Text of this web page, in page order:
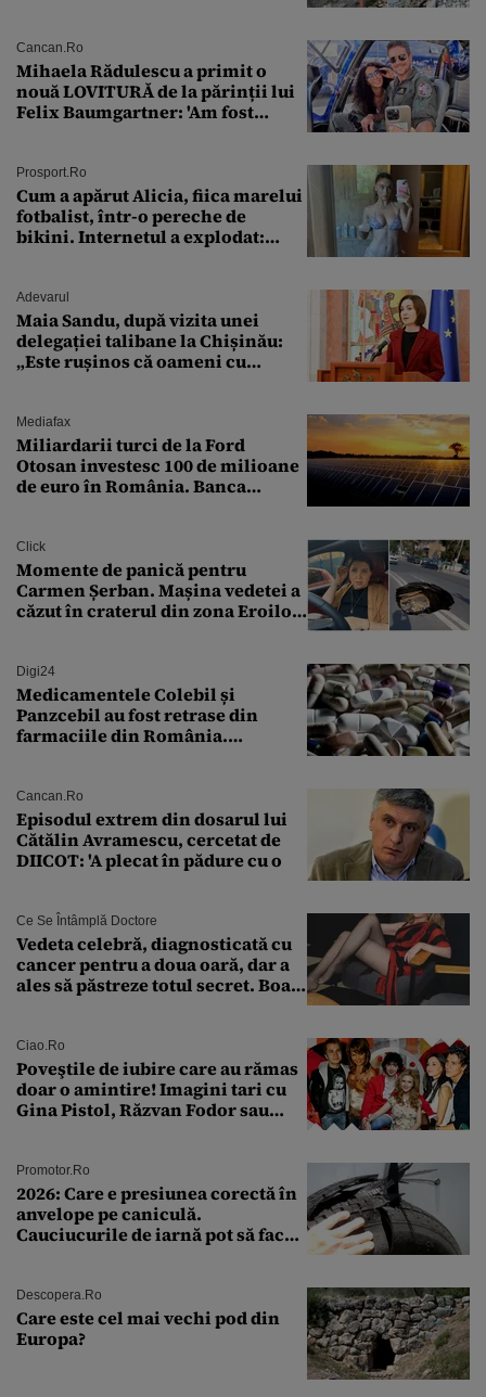
Cancan.ro
Mihaela Rădulescu a primit o
nouă LOVITURĂ de la părinții lui
Felix Baumgartner: 'Am fost
Prosport.ro
Cum a apărut Alicia, fiica marelui
fotbalist, într-o pereche de
bikini. Internetul a explodat:
Adevarul
Maia Sandu, după vizita unei
delegației talibane la Chișinău:
„Este rușinos că oameni cu
Mediafax
Miliardarii turci de la Ford
Otosan investesc 100 de milioane
de euro în România. Banca
Click
Momente de panică pentru
Carmen Șerban. Mașina vedetei a
căzut în craterul din zona Eroilor:
Digi24
Medicamentele Colebil și
Panzcebil au fost retrase din
farmaciile din România.
Cancan.ro
Episodul extrem din dosarul lui
Cătălin Avramescu, cercetat de
DIICOT: 'A plecat în pădure cu o
Ce Se Întâmplă Doctore
Vedeta celebră, diagnosticată cu
cancer pentru a doua oară, dar a
ales să păstreze totul secret. Boala
Ciao.ro
Poveştile de iubire care au rămas
doar o amintire! Imagini tari cu
Gina Pistol, Răzvan Fodor sau
Promotor.ro
2026: Care e presiunea corectă în
anvelope pe caniculă.
Cauciucurile de iarnă pot să facă
Descopera.ro
Care este cel mai vechi pod din
Europa?